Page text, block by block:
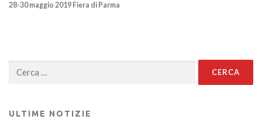
28-30 maggio 2019 Fiera di Parma
per:
ULTIME NOTIZIE